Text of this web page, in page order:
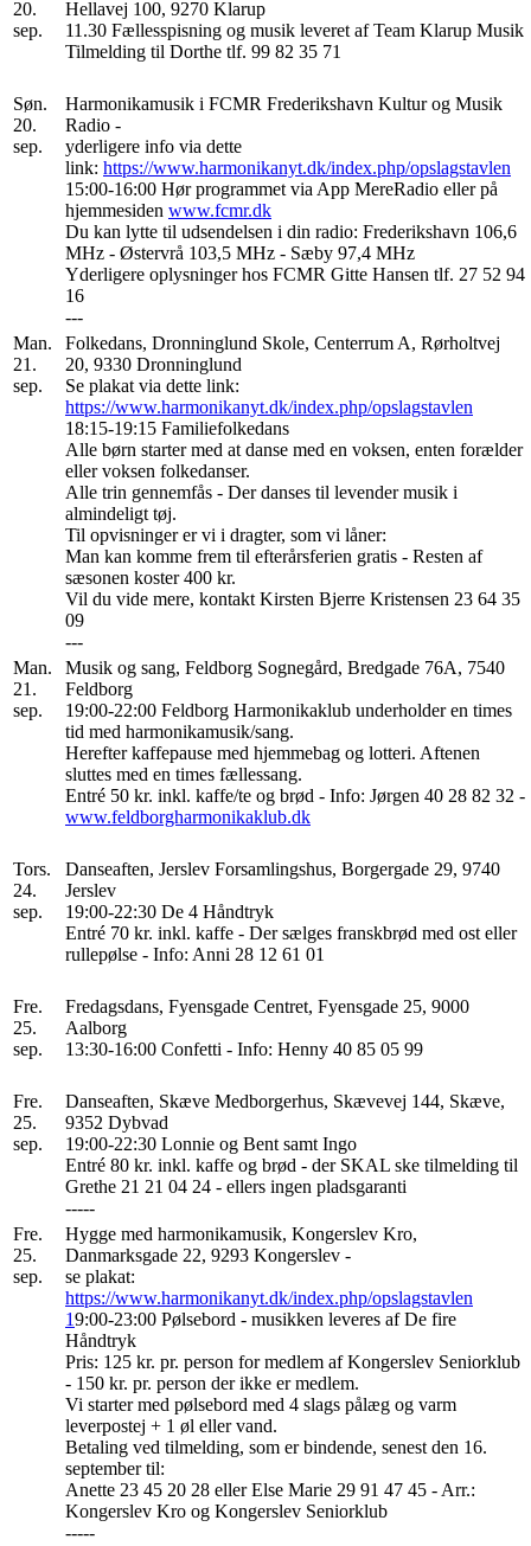
20.
sep.
Hellavej 100, 9270 Klarup
11.30 Fællesspisning og musik leveret af Team Klarup Musik
Tilmelding til Dorthe tlf. 99 82 35 71
Søn.
20.
sep.
Harmonikamusik i FCMR Frederikshavn Kultur og Musik
Radio -
yderligere info via dette
link: https://www.harmonikanyt.dk/index.php/opslagstavlen
15:00-16:00 Hør programmet via App MereRadio eller på
hjemmesiden www.fcmr.dk
Du kan lytte til udsendelsen i din radio: Frederikshavn 106,6
MHz - Østervrå 103,5 MHz - Sæby 97,4 MHz
Yderligere oplysninger hos FCMR Gitte Hansen tlf. 27 52 94
16
---
Man.
21.
sep.
Folkedans, Dronninglund Skole, Centerrum A, Rørholtvej
20, 9330 Dronninglund
Se plakat via dette link:
https://www.harmonikanyt.dk/index.php/opslagstavlen
18:15-19:15 Familiefolkedans
Alle børn starter med at danse med en voksen, enten forælder
eller voksen folkedanser.
Alle trin gennemfås - Der danses til levender musik i
almindeligt tøj.
Til opvisninger er vi i dragter, som vi låner:
Man kan komme frem til efterårsferien gratis - Resten af
sæsonen koster 400 kr.
Vil du vide mere, kontakt Kirsten Bjerre Kristensen 23 64 35
09
---
Man.
21.
sep.
Musik og sang, Feldborg Sognegård, Bredgade 76A, 7540
Feldborg
19:00-22:00 Feldborg Harmonikaklub underholder en times
tid med harmonikamusik/sang.
Herefter kaffepause med hjemmebag og lotteri. Aftenen
sluttes med en times fællessang.
Entré 50 kr. inkl. kaffe/te og brød - Info: Jørgen 40 28 82 32 -
www.feldborgharmonikaklub.dk
Tors.
24.
sep.
Danseaften, Jerslev Forsamlingshus, Borgergade 29, 9740
Jerslev
19:00-22:30 De 4 Håndtryk
Entré 70 kr. inkl. kaffe - Der sælges franskbrød med ost eller
rullepølse - Info: Anni 28 12 61 01
Fre.
25.
sep.
Fredagsdans, Fyensgade Centret, Fyensgade 25, 9000
Aalborg
13:30-16:00 Confetti - Info: Henny 40 85 05 99
Fre.
25.
sep.
Danseaften, Skæve Medborgerhus, Skævevej 144, Skæve,
9352 Dybvad
19:00-22:30 Lonnie og Bent samt Ingo
Entré 80 kr. inkl. kaffe og brød - der SKAL ske tilmelding til
Grethe 21 21 04 24 - ellers ingen pladsgaranti
-----
Fre.
25.
sep.
Hygge med harmonikamusik, Kongerslev Kro,
Danmarksgade 22, 9293 Kongerslev -
se plakat:
https://www.harmonikanyt.dk/index.php/opslagstavlen
19:00-23:00 Pølsebord - musikken leveres af De fire
Håndtryk
Pris: 125 kr. pr. person for medlem af Kongerslev Seniorklub
- 150 kr. pr. person der ikke er medlem.
Vi starter med pølsebord med 4 slags pålæg og varm
leverpostej + 1 øl eller vand.
Betaling ved tilmelding, som er bindende, senest den 16.
september til:
Anette 23 45 20 28 eller Else Marie 29 91 47 45 - Arr.:
Kongerslev Kro og Kongerslev Seniorklub
-----